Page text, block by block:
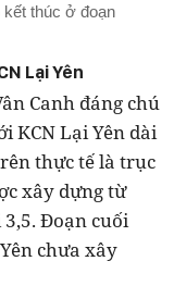
kết thúc ở đoạn
Lại Yên
Canh đáng chú
KCN Lại Yên dài
thực tế là trục
xây dựng từ
Đoạn cuối
chưa xây